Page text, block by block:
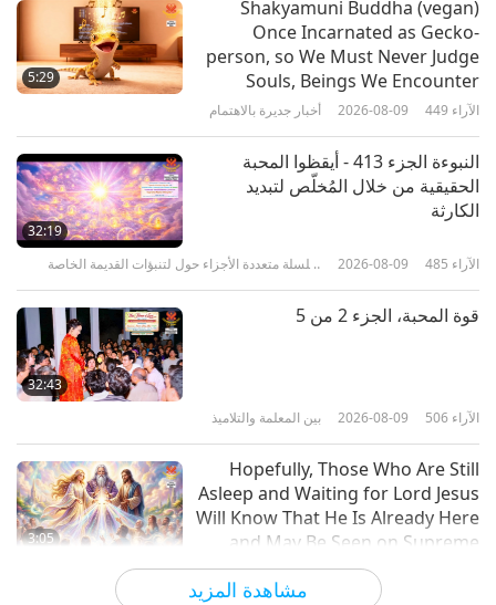
أخبار جديرة بالاهتمام
2023-10-29
42:14
أخبار جديرة بالاهتمام
مشاهدة المزيد
5:29
Shakyamuni Buddha (vegan)
Once Incarnated as Gecko-
person, so We Must Never Judge
Souls, Beings We Encounter
أخبار جديرة بالاهتمام 2026-08-09 449 الآراء
32:19
النبوءة الجزء 413 - أيقظوا المحبة
الحقيقية من خلال المُخلّص لتبديد
الكارثة
سلسلة متعددة الأجزاء حول لتنبؤات القديمة الخاصة
2026-08-09 485 الآراء
32:43
قوة المحبة، الجزء 2 من 5
بين المعلمة والتلاميذ 2026-08-09 506 الآراء
3:05
Hopefully, Those Who Are Still
Asleep and Waiting for Lord Jesus
Will Know That He Is Already Here
and May Be Seen on Supreme
Master Television
أخبار جديرة بالاهتمام 2026-08-08